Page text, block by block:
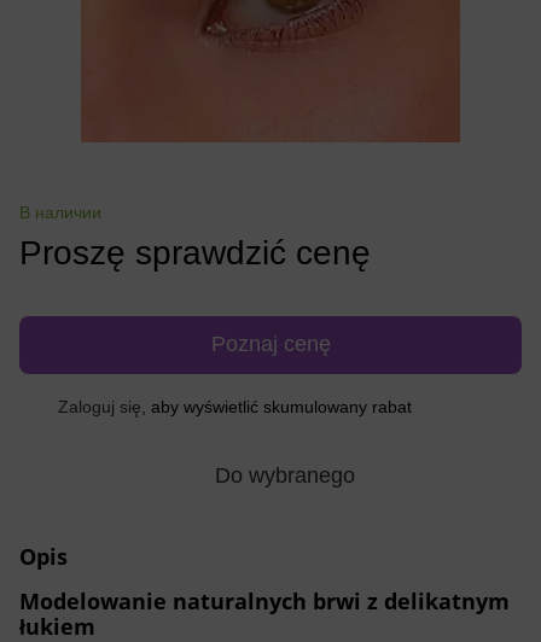
В наличии
Proszę sprawdzić cenę
Poznaj cenę
Zaloguj się , aby wyświetlić skumulowany rabat
Do wybranego
Opis
Modelowanie naturalnych brwi z delikatnym
łukiem